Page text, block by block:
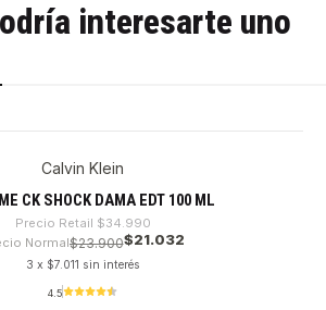
interesarte uno
Calvin Klein
CK SHOCK DAMA EDT 100 ML
Precio Retail $34.990
Normal$23.900$21.032
3 x $7.011 sin interés
4.5